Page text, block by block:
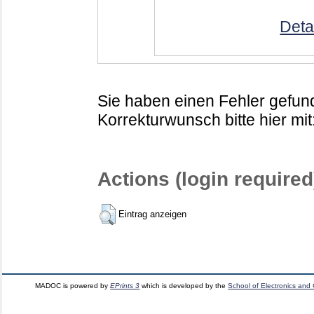
Sie haben einen Fehler
Korrekturwunsch bitte hier
Actions (login
Eintrag anzeigen
MADOC is powered byEPrints 3 which is developed by theSchool of Electronics and